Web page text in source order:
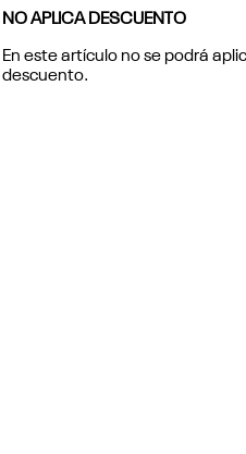
NO APLICA DESCUENTO
En este artículo no se podrá
descuento.